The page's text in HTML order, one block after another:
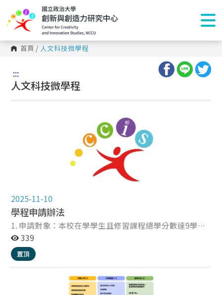
首頁 / 人文科技微學程
:::
人文科技微學程
2025-11-10
學程申請辦法
1. 申請對象：本校在學學生且修習課程總學分數達9學分
者，可提出申請。 2. 申請程序：目前採隨到隨審，申請人
應於畢業離校前提出申請，填寫表單(表單連結) 並備齊相
關應繳文件。 應繳資料：以填寫表單(表單連結) 方式。
人文科技微學程申請表 ：請自表單下載填寫，簽名欄請用
電子簽或列印親簽後掃描為電子檔。 在學證明。 本校學
339
置頂